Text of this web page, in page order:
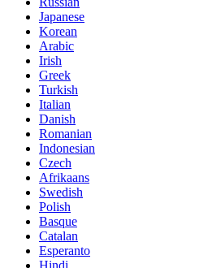
Japanese
Korean
Arabic
Irish
Greek
Turkish
Italian
Danish
Romanian
Indonesian
Czech
Afrikaans
Swedish
Polish
Basque
Catalan
Esperanto
Hindi